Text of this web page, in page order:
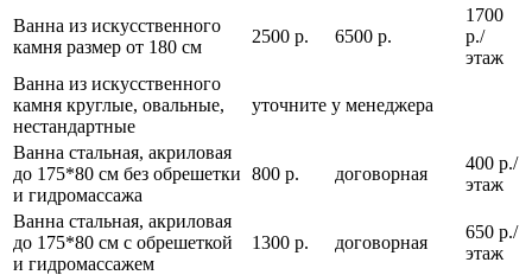
Ванна из искусственного
камня размер от 180 см
2500 р. 6500 р.
1700
р./
этаж
Ванна из искусственного
камня круглые, овальные,
нестандартные
уточните у менеджера
Ванна стальная, акриловая
до 175*80 см без обрешетки
и гидромассажа
800 р. договорная
400 р./
этаж
Ванна стальная, акриловая
до 175*80 см с обрешеткой
и гидромассажем
1300 р. договорная
650 р./
этаж